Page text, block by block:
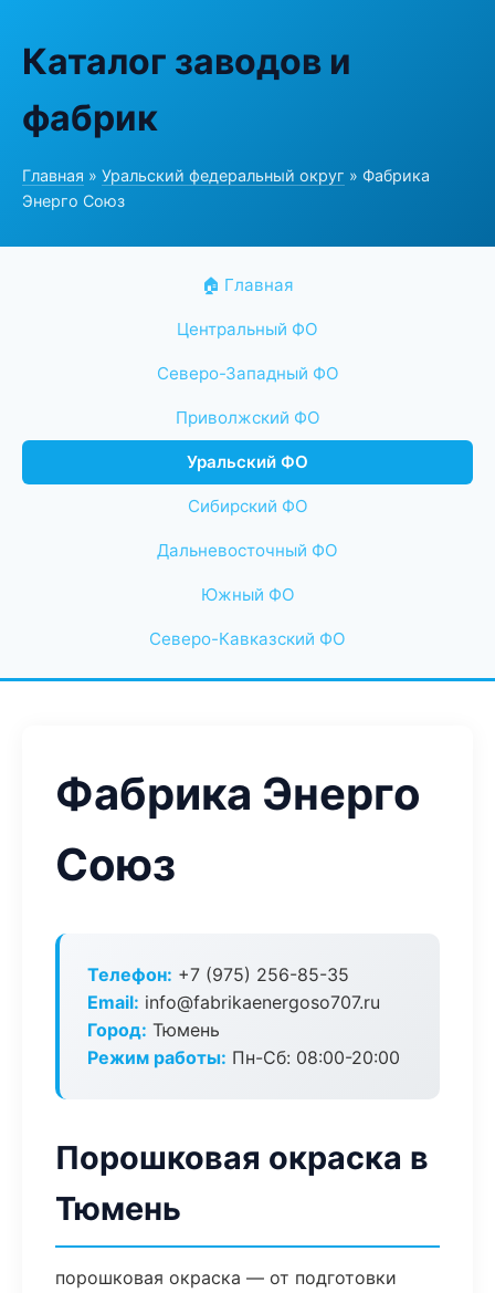
Каталог заводов и
фабрик
Главная » Уральский федеральный округ » Фабрика
Энерго Союз
🏠 Главная
Центральный ФО
Северо-Западный ФО
Приволжский ФО
Уральский ФО
Сибирский ФО
Дальневосточный ФО
Южный ФО
Северо-Кавказский ФО
Фабрика Энерго
Союз
Телефон: +7 (975) 256-85-35
Email: info@fabrikaenergoso707.ru
Город: Тюмень
Режим работы: Пн-Сб: 08:00-20:00
Порошковая окраска в
Тюмень
порошковая окраска — от подготовки